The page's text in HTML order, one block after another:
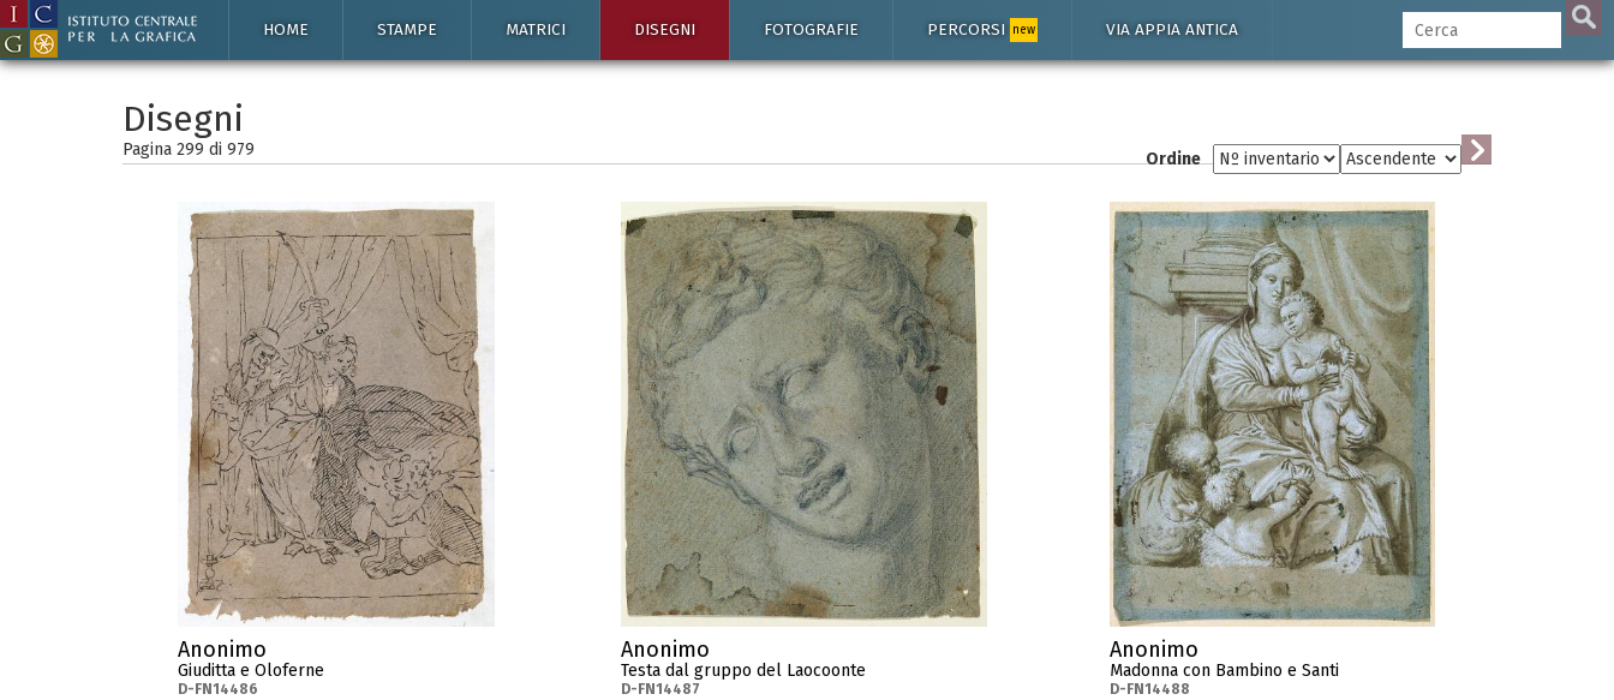
HOME STAMPE MATRICI DISEGNI FOTOGRAFIE PERCORSI new VIA APPIA ANTICA
Disegni
Pagina 299 di 979 Ordine
Anonimo
Giuditta e Oloferne
D-FN14486
Anonimo
Testa dal gruppo del Laocoonte
D-FN14487
Anonimo
Madonna con Bambino e Santi
D-FN14488